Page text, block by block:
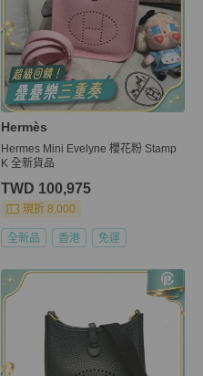
Hermès
Hermes Mini Evelyne 櫻花粉 Stamp
K 全新貨品
TWD 100,975
現折 8,000
全新品 香港 免運